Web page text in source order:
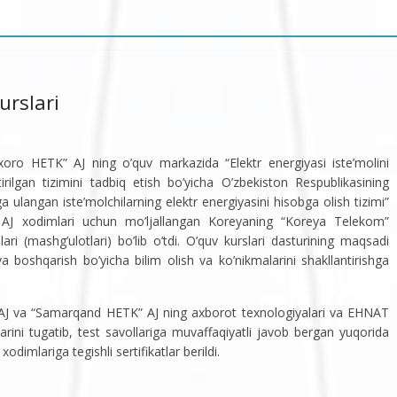
HETK” AJ ning o’quv markazida “Elektr energiyasi iste’molini
tizimini tadbiq etish bo’yicha O’zbekiston Respublikasining
ulangan iste’molchilarning elektr energiyasini hisobga olish tizimi”
xodimlari uchun mo’ljallangan Koreyaning “Koreya Telekom”
(mashg’ulotlari) bo’lib o’tdi. O’quv kurslari dasturining maqsadi
boshqarish bo’yicha bilim olish va ko’nikmalarini shakllantirishga
va “Samarqand HETK” AJ ning axborot texnologiyalari va EHNAT
tugatib, test savollariga muvaffaqiyatli javob bergan yuqorida
tegishli sertifikatlar berildi.